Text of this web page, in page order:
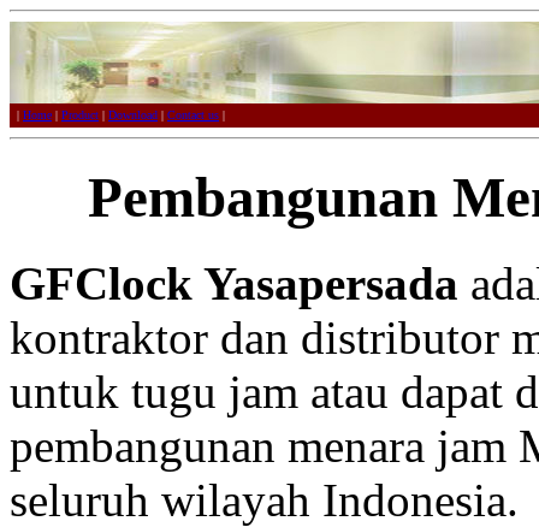
| Home | Product | Download | Contact us |
Pembangunan
GFClock Yasapersada
kontraktor dan distributor
untuk tugu jam atau dapat
pembangunan menara
seluruh wilayah Indonesia.